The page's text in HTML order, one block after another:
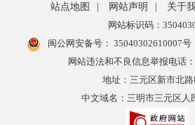
站点地图 | 网站声明 | 关于
网站标识码：
闽公网安备号： 35040302610007号
网站违法和不良信息举报电话
地址：三元区新市北
中文域名：三明市三元区人